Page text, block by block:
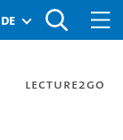
de
Lecture2Go